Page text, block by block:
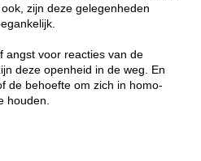
zijn deze gelegenheden
angst voor reacties van de
deze openheid in de weg. En
de behoefte om zich in homo-
houden.